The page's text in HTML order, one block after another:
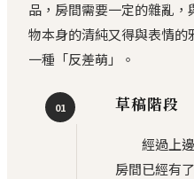
品，房間需要一定的雜亂
物本身的清純又得與表情
一種「反差萌」。
01 草稿階段
經過上
房間已經有